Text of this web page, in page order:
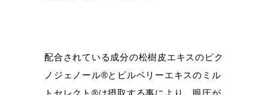
配合されている成分の松樹皮エキスのピク
ノジェノール®とビルベリーエキスのミル